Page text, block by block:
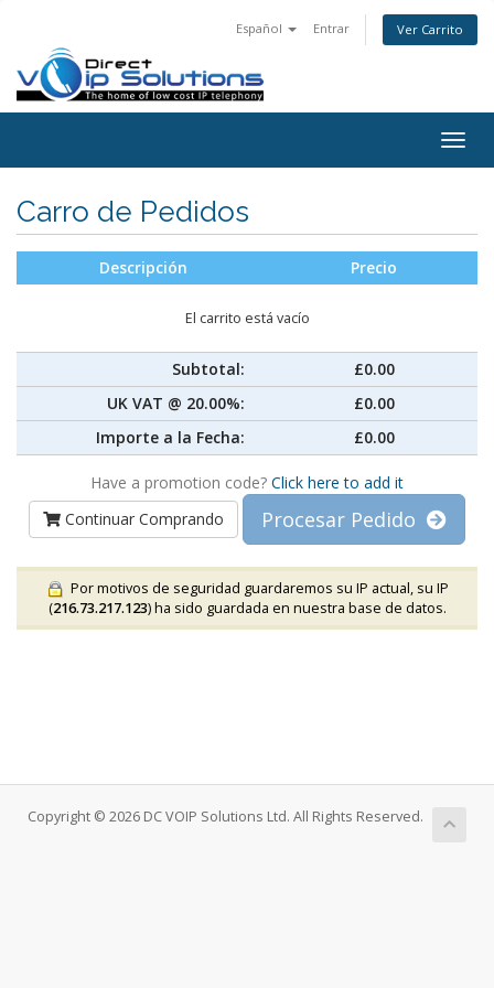
Español Entrar Ver Carrito
Carro de Pedidos
Descripción Precio
El carrito está vacío
Subtotal:
£0.00
UK VAT @ 20.00%:
£0.00
Importe a la Fecha:
£0.00
Have a promotion code? Click here to add it
Continuar Comprando
Procesar Pedido
Por motivos de seguridad guardaremos su IP actual, su IP
(216.73.217.123) ha sido guardada en nuestra base de datos.
Copyright © 2026 DC VOIP Solutions Ltd. All Rights Reserved.